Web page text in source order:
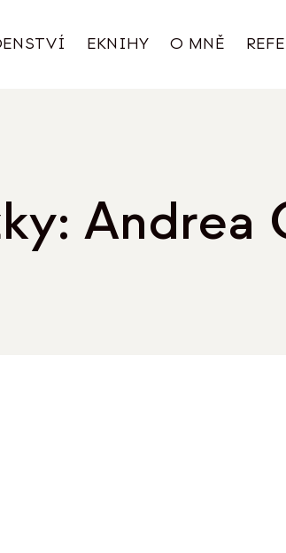
EKNIHY O MNĚ
Andrea